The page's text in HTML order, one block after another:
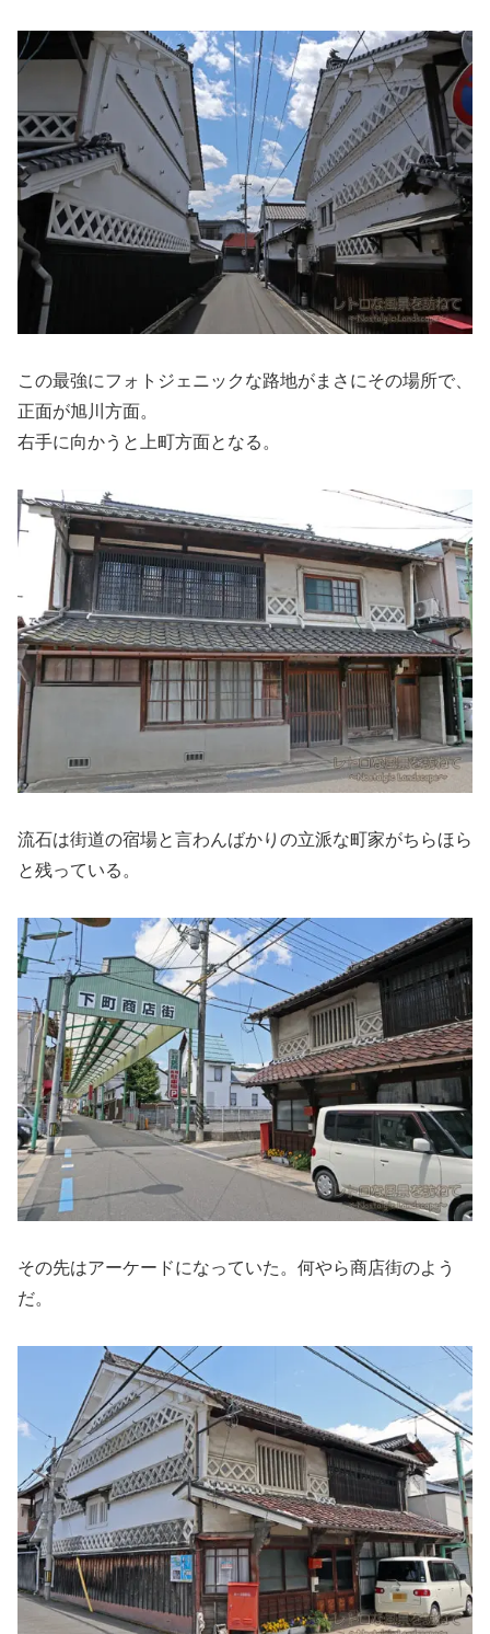
この最強にフォトジェニックな路地がまさにその場所で、
正面が旭川方面。
右手に向かうと上町方面となる。
流石は街道の宿場と言わんばかりの立派な町家がちらほら
と残っている。
その先はアーケードになっていた。何やら商店街のよう
だ。